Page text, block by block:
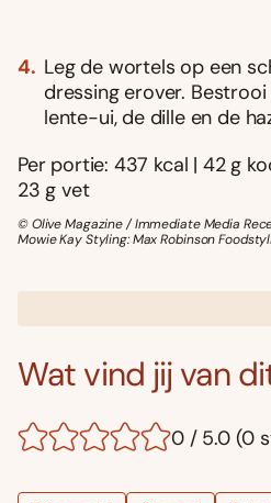
Leg de wortels op een
dressing erover.
lente-ui, de dille en de
Per portie: 437 kcal | 42 g
23 g vet
© Olive Magazine / Immediate Media
Mowie Kay Styling: Max Robinson
Wat vind jij van
0 / 5.0 (0